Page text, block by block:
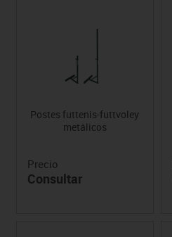
Postes futtenis-futtvoley
metálicos
Precio
Consultar